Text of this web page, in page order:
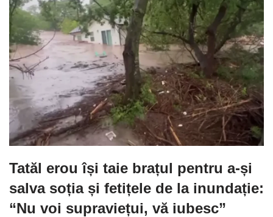
Tatăl erou își taie brațul pentru a-și
salva soția și fetițele de la inundație:
“Nu voi supraviețui, vă iubesc”